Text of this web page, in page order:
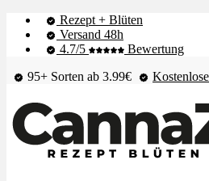
Rezept + Blüten
Versand 48h
4.7/5
Bewertung
95+ Sorten ab 3.99€